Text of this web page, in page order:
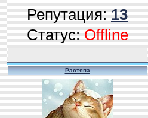
Репутация:13
Статус:Offline
Растяпа